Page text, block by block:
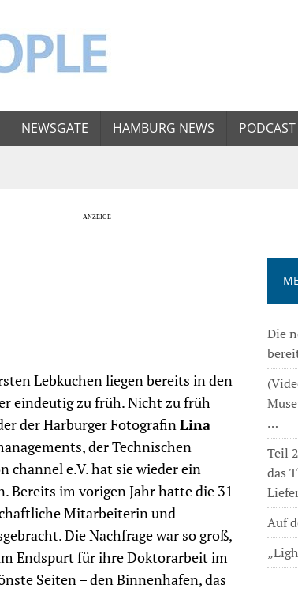
NEWSGATE HAMBURG NEWS PODCAST
Lebkuchen liegen bereits in den
eindeutig zu früh. Nicht zu früh
der Harburger FotografinLina
der Technischen
channel e.V. hat sie wieder ein
Bereits im vorigen Jahr hatte die 31-
Mitarbeiterin und
Die Nachfrage war so groß,
Endspurt für ihre Doktorarbeit im
Seiten – den Binnenhafen, das
Die
…
Teil
das
Auf